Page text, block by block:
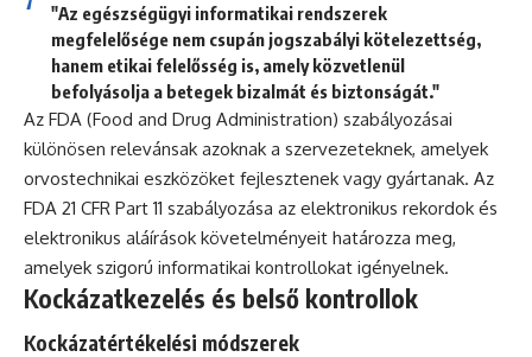
"Az egészségügyi informatikai rendszerek
megfelelősége nem csupán jogszabályi kötelezettség,
hanem etikai felelősség is, amely közvetlenül
befolyásolja a betegek bizalmát és biztonságát."
Az FDA (Food and Drug Administration) szabályozásai
különösen relevánsak azoknak a szervezeteknek, amelyek
orvostechnikai eszközöket fejlesztenek vagy gyártanak. Az
FDA 21 CFR Part 11 szabályozása az elektronikus rekordok és
elektronikus aláírások követelményeit határozza meg,
amelyek szigorú informatikai kontrollokat igényelnek.
Kockázatkezelés és belső kontrollok
Kockázatértékelési módszerek